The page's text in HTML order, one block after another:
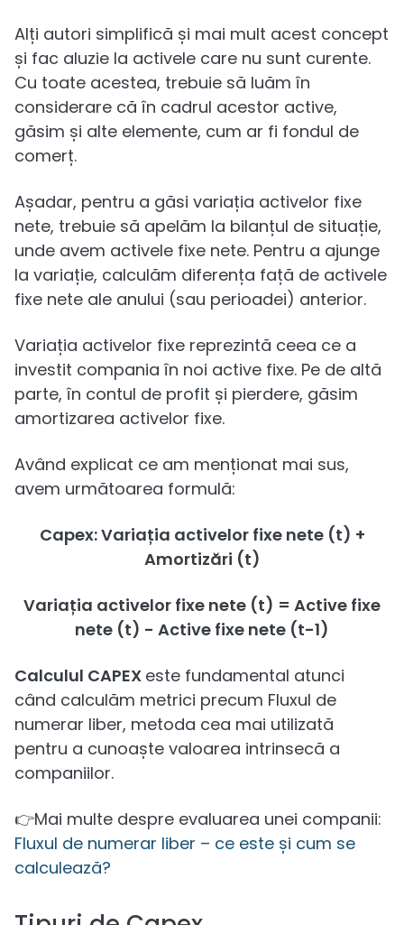
Alți autori simplifică și mai mult acest concept
și fac aluzie la activele care nu sunt curente.
Cu toate acestea, trebuie să luăm în
considerare că în cadrul acestor active,
găsim și alte elemente, cum ar fi fondul de
comerț.
Așadar, pentru a găsi variația activelor fixe
nete, trebuie să apelăm la bilanțul de situație,
unde avem activele fixe nete. Pentru a ajunge
la variație, calculăm diferența față de activele
fixe nete ale anului (sau perioadei) anterior.
Variația activelor fixe reprezintă ceea ce a
investit compania în noi active fixe. Pe de altă
parte, în contul de profit și pierdere, găsim
amortizarea activelor fixe.
Având explicat ce am menționat mai sus,
avem următoarea formulă:
Capex: Variația activelor fixe nete (t) +
Amortizări (t)
Variația activelor fixe nete (t) = Active fixe
nete (t) - Active fixe nete (t-1)
Calculul CAPEX este fundamental atunci
când calculăm metrici precum Fluxul de
numerar liber, metoda cea mai utilizată
pentru a cunoaște valoarea intrinsecă a
companiilor.
👉Mai multe despre evaluarea unei companii:
Fluxul de numerar liber – ce este și cum se
calculează?